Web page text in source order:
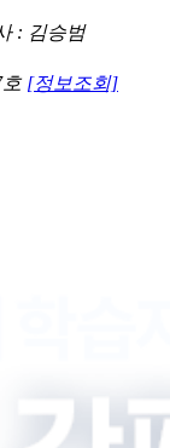
: 김승범
호 [정보조회]